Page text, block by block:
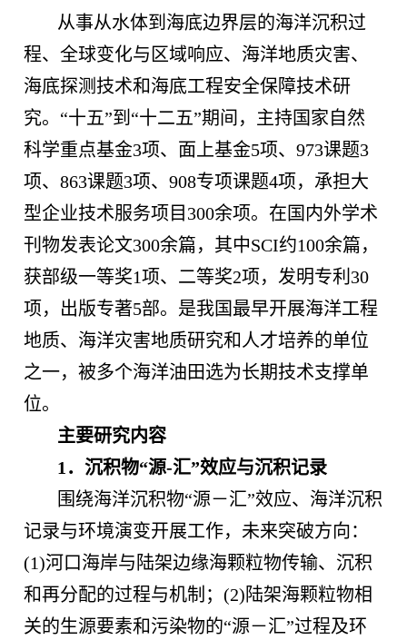
从事从水体到海底边界层的海洋沉积过
程、全球变化与区域响应、海洋地质灾害、
海底探测技术和海底工程安全保障技术研
究。“十五”到“十二五”期间，主持国家自然
科学重点基金3项、面上基金5项、973课题3
项、863课题3项、908专项课题4项，承担大
型企业技术服务项目300余项。在国内外学术
刊物发表论文300余篇，其中SCI约100余篇，
获部级一等奖1项、二等奖2项，发明专利30
项，出版专著5部。是我国最早开展海洋工程
地质、海洋灾害地质研究和人才培养的单位
之一，被多个海洋油田选为长期技术支撑单
位。
主要研究内容
1．沉积物“源-汇”效应与沉积记录
围绕海洋沉积物“源－汇”效应、海洋沉积
记录与环境演变开展工作，未来突破方向：
(1)河口海岸与陆架边缘海颗粒物传输、沉积
和再分配的过程与机制；(2)陆架海颗粒物相
关的生源要素和污染物的“源－汇”过程及环